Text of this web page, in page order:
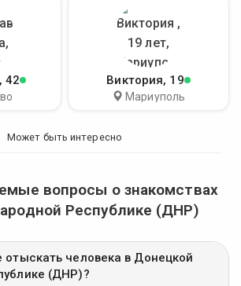
42 Виктория, 19
Мариуполь
Может быть интересно
вопросы о знакомствах
Республике (ДНР)
отыскать человека в Донецкой
(ДНР)?